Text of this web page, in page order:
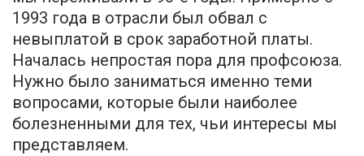
1993 года в отрасли был обвал с
невыплатой в срок заработной платы.
Началась непростая пора для профсоюза.
Нужно было заниматься именно теми
вопросами, которые были наиболее
болезненными для тех, чьи интересы мы
представляем.